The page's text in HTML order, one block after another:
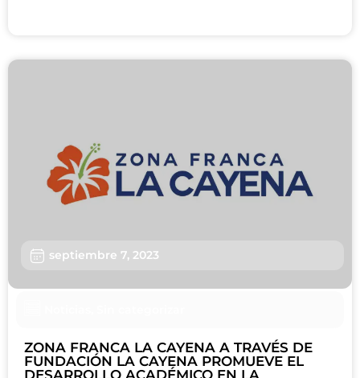
septiembre 7, 2023
ZONA FRANCA LA CAYENA A TRAVÉS DE
FUNDACIÓN LA CAYENA PROMUEVE EL